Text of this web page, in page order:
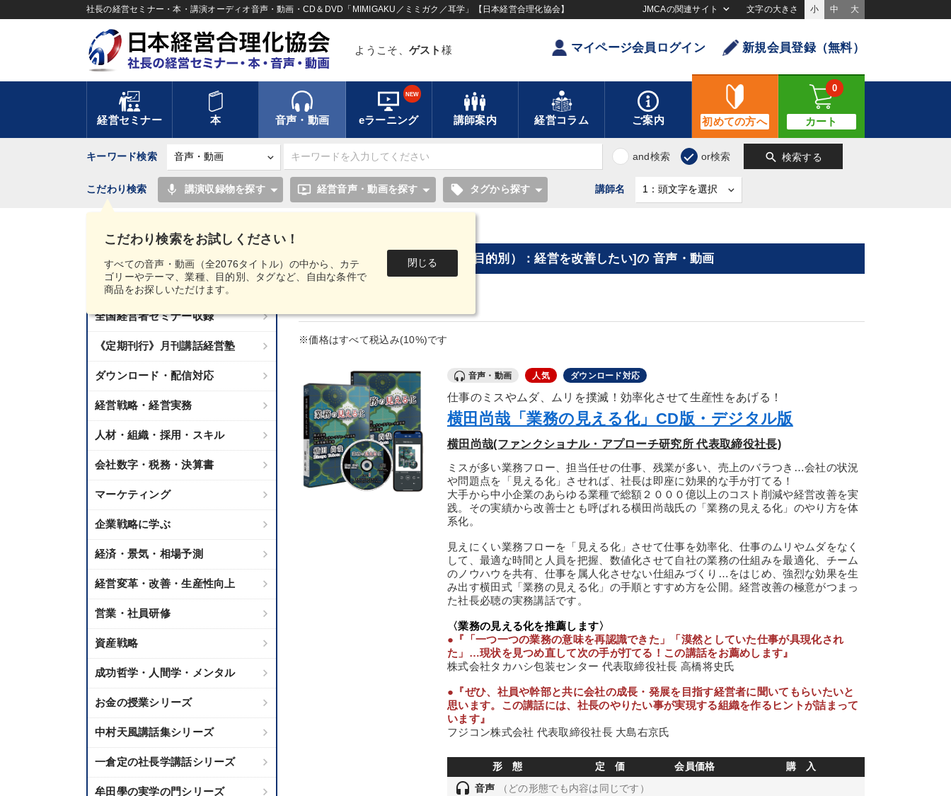
社長の経営セミナー・本・講演オーディオ音声・動画・CD＆DVD「MIMIGAKU／ミミガク／耳学」【日本経営合理化協会】 JMCAの関連サイト 文字の大きさ 小 中 大
ようこそ、 ゲスト 様 マイページ会員ログイン 新規会員登録（無料）
経営セミナー 本 音声・動画 eラーニング
NEW
講師案内 経営コラム ご案内 初めての方へ カート
0
キーワード検索 and検索 or検索 search 検索する
こだわり検索をお試しください！
すべての音声・動画（全2076タイトル）の中から、カテ
ゴリーやテーマ、業種、目的別、タグなど、自由な条件で
商品をお探しいただけます。
閉じる
こだわり検索 mic 講演収録物を探す ondemand_video 経営音声・動画を探す local_offer タグから探す 講師名
講話音声・動画カテゴリー
新刊音声・動画のご案内
全国経営者セミナー収録
《定期刊行》月刊講話経営塾
ダウンロード・配信対応
経営戦略・経営実務
人材・組織・採用・スキル
会社数字・税務・決算書
マーケティング
企業戦略に学ぶ
経済・景気・相場予測
経営変革・改善・生産性向上
営業・社員研修
資産戦略
成功哲学・人間学・メンタル
お金の授業シリーズ
中村天風講話集シリーズ
一倉定の社長学講話シリーズ
牟田學の実学の門シリーズ
[タグ・キーワードから探す（目的別）：経営を改善したい]の 音声・動画
※価格はすべて税込み(10%)です
音声・動画 人気 ダウンロード対応
仕事のミスやムダ、ムリを撲滅！効率化させて生産性をあげる！
横田尚哉「業務の見える化」CD版・デジタル版
横田尚哉(ファンクショナル・アプローチ研究所 代表取締役社長)
ミスが多い業務フロー、担当任せの仕事、残業が多い、売上のバラつき…会社の状況
や問題点を「見える化」させれば、社長は即座に効果的な手が打てる！
大手から中小企業のあらゆる業種で総額２０００億以上のコスト削減や経営改善を実
践。その実績から改善士とも呼ばれる横田尚哉氏の「業務の見える化」のやり方を体
系化。
見えにくい業務フローを「見える化」させて仕事を効率化、仕事のムリやムダをなく
して、最適な時間と人員を把握、数値化させて自社の業務の仕組みを最適化、チーム
のノウハウを共有、仕事を属人化させない仕組みづくり…をはじめ、強烈な効果を生
み出す横田式「業務の見える化」の手順とすすめ方を公開。経営改善の極意がつまっ
た社長必聴の実務講話です。
〈業務の見える化を推薦します〉
●『「一つ一つの業務の意味を再認識できた」「漠然としていた仕事が具現化され
た」…現状を見つめ直して次の手が打てる！この講話をお薦めします』
株式会社タカハシ包装センター 代表取締役社長 高橋将史氏
●『ぜひ、社員や幹部と共に会社の成長・発展を目指す経営者に聞いてもらいたいと
思います。この講話には、社長のやりたい事が実現する組織を作るヒントが詰まって
います』
フジコン株式会社 代表取締役社長 大島右京氏
形 態 定 価 会員価格 購 入
headset 音声 （どの形態でも内容は同じです）